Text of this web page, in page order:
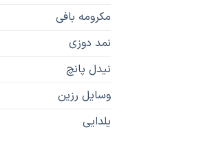
مکرومه بافی
نمد دوزی
نیدل پانچ
وسایل رزین
یلدایی